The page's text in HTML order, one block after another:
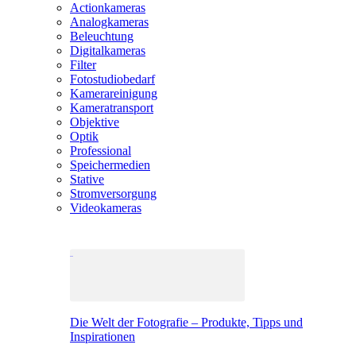
Actionkameras
Analogkameras
Beleuchtung
Digitalkameras
Filter
Fotostudiobedarf
Kamerareinigung
Kameratransport
Objektive
Optik
Professional
Speichermedien
Stative
Stromversorgung
Videokameras
Die Welt der Fotografie – Produkte, Tipps und
Inspirationen